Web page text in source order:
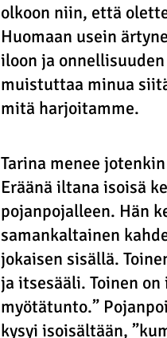
olkoon niin, että
Huomaan usein
iloon ja
muistuttaa minua
mitä harjoitamme.
Tarina menee
Eräänä iltana isoisä
pojanpojalleen. Hän
samankaltainen
jokaisen sisällä.
ja itsesääli. Toinen
myötätunto.”
kysyi isoisältään,